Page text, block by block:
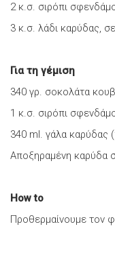
2 κ.σ. σιρόπι
3 κ.σ. λάδι καρύδας,
Για τη γέμιση
340 γρ. σοκολάτα
1 κ.σ. σιρόπι
340 ml. γάλα καρύδας
Αποξηραμένη καρύδα
How to
Προθερμαίνουμε τον